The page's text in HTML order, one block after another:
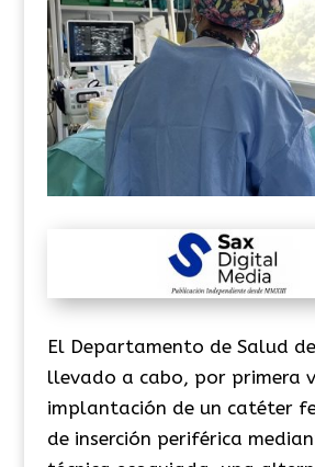
El Departamento de Salud
llevado a cabo, por primera
implantación de un catéter
de inserción periférica